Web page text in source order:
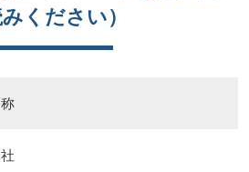
ください）